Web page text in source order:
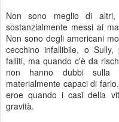
Non sono meglio di
sostanzialmente messi ai
Non sono degli americani
cecchino infallibile, o
falliti, ma quando c'è da
non hanno dubbi sulla
materialmente capaci di
eroe quando i casi della
gravità.